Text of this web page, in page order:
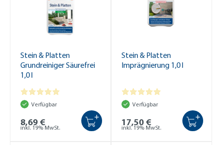
Stein & Platten
Grundreiniger Säurefrei
1,0 l
Verfügbar
8,69 €
inkl. 19% MwSt.
+
Stein & Platten
Imprägnierung 1,0 l
Verfügbar
17,50 €
inkl. 19% MwSt.
+